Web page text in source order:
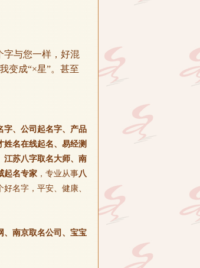
与您一样，好混
变成“×星”。甚至
字、公司起名字、产品
名在线起名、易经测
江苏八字取名大师、南
起名专家 ，专业从事八
名字，平安、健康、
、南京取名公司、宝宝